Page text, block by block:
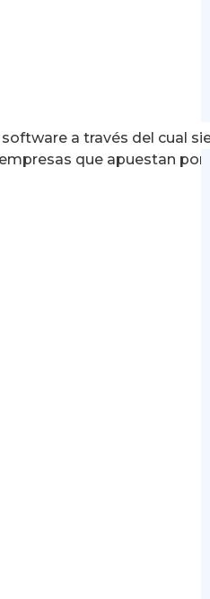
a través del cual
que apuestan